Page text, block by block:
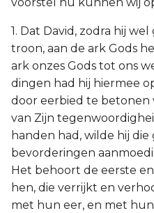
1. Dat David, zodra hij
troon, aan de ark Gods
ark onzes Gods tot ons
dingen had hij hiermee
door eerbied te betonen
van Zijn
handen had, wilde hij
bevorderingen
Het behoort de eerste
hen, die verrijkt en
met hun eer, en met